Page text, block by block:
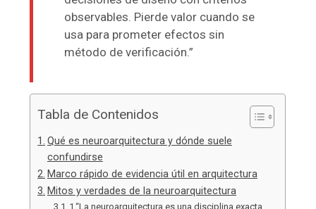
observables. Pierde valor cuando se
usa para prometer efectos sin
método de verificación.”
Tabla de Contenidos
Qué es neuroarquitectura y dónde suele
confundirse
Marco rápido de evidencia útil en arquitectura
Mitos y verdades de la neuroarquitectura
1.“La neuroarquitectura es una disciplina exacta